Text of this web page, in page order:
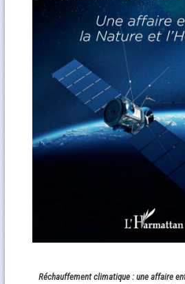
Réchauffement climatique : une affaire